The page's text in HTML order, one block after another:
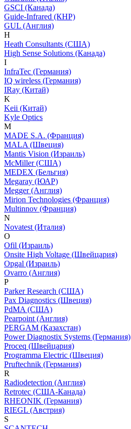
GSCI (Канада)
Guide-Infrared (КНР)
GUL (Англия)
H
Heath Consultants (США)
High Sense Solutions (Канада)
I
InfraTec (Германия)
IQ wireless (Германия)
IRay (Китай)
K
Keii (Китай)
Kyle Optics
M
MADE S.A. (Франция)
MALA (Швеция)
Mantis Vision (Израиль)
McMiller (США)
MEDEX (Бельгия)
Megaray (ЮАР)
Megger (Англия)
Mirion Technologies (Франция)
Multinnov (Франция)
N
Novatest (Италия)
O
Ofil (Израиль)
Onsite High Voltage (Швейцария)
Opgal (Израиль)
Ovarro (Англия)
P
Parker Research (США)
Pax Diagnostics (Швеция)
PdMA (США)
Pearpoint (Англия)
PERGAM (Казахстан)
Power Diagnostix Systems (Германия)
Proceq (Швейцария)
Programma Electric (Швеция)
Pruftechnik (Германия)
R
Radiodetection (Англия)
Retrotec (США-Канада)
RHEONIK (Германия)
RIEGL (Австрия)
S